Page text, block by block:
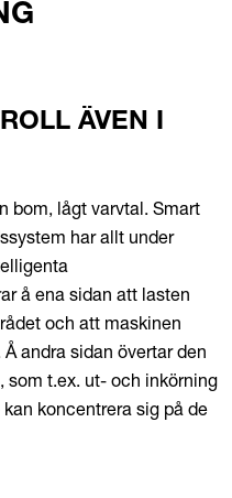
ÄVEN I
bom, lågt varvtal. Smart
har allt under
å ena sidan att lasten
och att maskinen
andra sidan övertar den
som t.ex. ut- och inkörning
koncentrera sig på de